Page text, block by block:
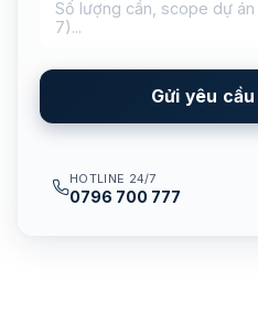
Gửi yêu
HOTLINE 24/7
0796 700 777